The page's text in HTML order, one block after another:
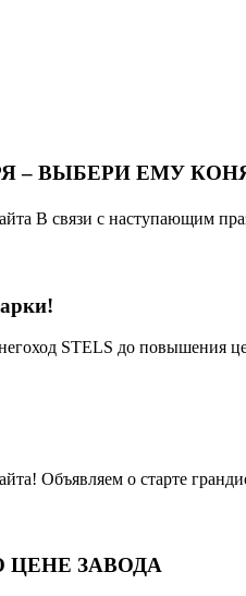
– ВЫБЕРИ ЕМУ
В связи с наступающим
STELS до повышения
Объявляем о старте
ЦЕНЕ ЗАВОДА